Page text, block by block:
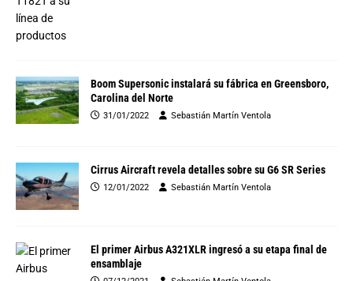
Boom Supersonic instalará su fábrica en Greensboro,
Carolina del Norte
31/01/2022 Sebastián Martín Ventola
Cirrus Aircraft revela detalles sobre su G6 SR Series
12/01/2022 Sebastián Martín Ventola
El primer Airbus A321XLR ingresó a su etapa final de
ensamblaje